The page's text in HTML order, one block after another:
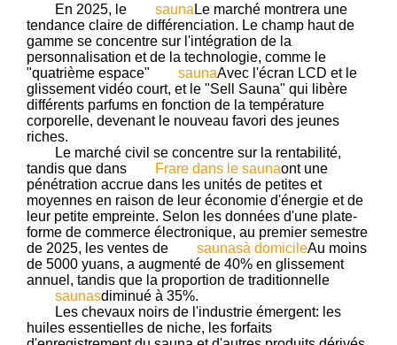
En 2025, le sauna Le marché montrera une
tendance claire de différenciation. Le champ haut de
gamme se concentre sur l'intégration de la
personnalisation et de la technologie, comme le
"quatrième espace"
saunaAvec l'écran LCD et le
glissement vidéo court, et le "Sell Sauna" qui libère
différents parfums en fonction de la température
corporelle, devenant le nouveau favori des jeunes
riches.
Le marché civil se concentre sur la rentabilité,
tandis que dans
Frare dans le saunaont une
pénétration accrue dans les unités de petites et
moyennes en raison de leur économie d'énergie et de
leur petite empreinte. Selon les données d'une plate-
forme de commerce électronique, au premier semestre
de 2025, les ventes de
saunasà domicileAu moins
de 5000 yuans, a augmenté de 40% en glissement
annuel, tandis que la proportion de traditionnelle
saunasdiminué à 35%.
Les chevaux noirs de l'industrie émergent: les
huiles essentielles de niche, les forfaits